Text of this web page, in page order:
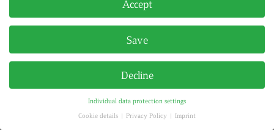
Accept
Save
Decline
Individual data protection settings
Cookie details
Privacy Policy Imprint